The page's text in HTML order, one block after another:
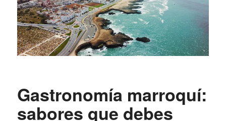
Gastronomía marroquí:
sabores que debes